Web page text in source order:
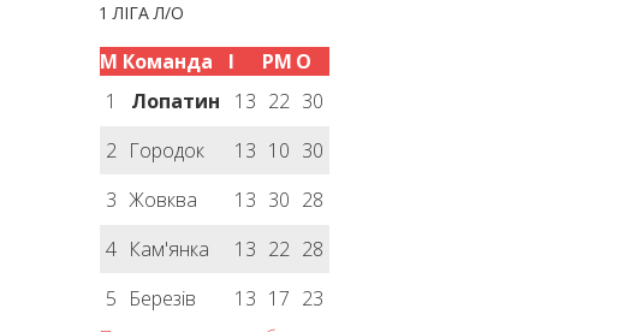
1 ЛІГА Л/О
М Команда І РМ О
1
Лопатин 13 22 30
2 Городок 13 10 30
3 Жовква 13 30 28
4 Кам'янка 13 22 28
5 Березів 13 17 23